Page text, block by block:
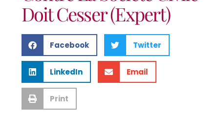
Doit Cesser (expert)
Facebook Twitter
LinkedIn Email
Print